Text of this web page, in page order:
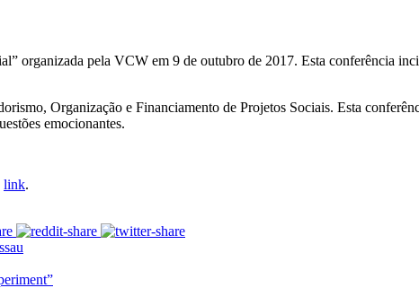
organizada pela VCW em 9 de outubro de 2017. Esta conferência
Organização e Financiamento de Projetos Sociais. Esta
emocionantes.
link.